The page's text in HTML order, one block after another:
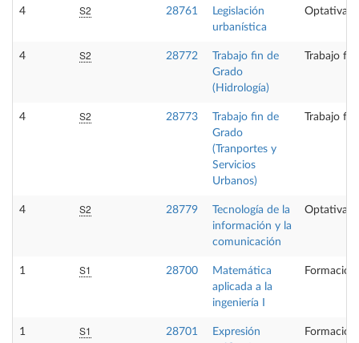
4 S2 28761
Legislación
urbanística
Optativa
4 S2 28772
Trabajo fin de
Grado
(Hidrología)
Trabajo fin
4 S2 28773
Trabajo fin de
Grado
(Tranportes y
Servicios
Urbanos)
Trabajo fin
4 S2 28779
Tecnología de la
información y la
comunicación
Optativa
1 S1 28700
Matemática
aplicada a la
ingeniería I
Formación
1 S1 28701
Expresión
Formación